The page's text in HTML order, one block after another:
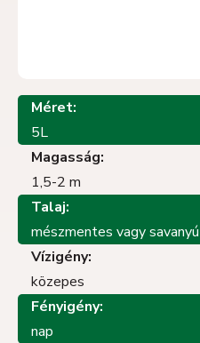
Méret:
5L
Magasság:
1,5-2 m
Talaj:
mészmentes vagy savanyú
Vízigény:
közepes
Fényigény:
nap